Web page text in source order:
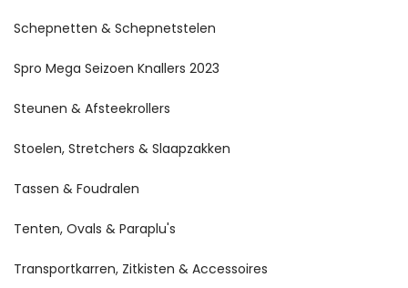
Schepnetten & Schepnetstelen
Spro Mega Seizoen Knallers 2023
Steunen & Afsteekrollers
Stoelen, Stretchers & Slaapzakken
Tassen & Foudralen
Tenten, Ovals & Paraplu's
Transportkarren, Zitkisten & Accessoires